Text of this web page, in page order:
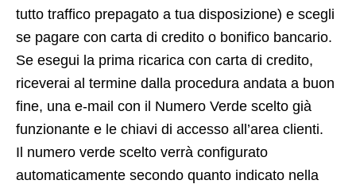
tutto traffico prepagato a tua disposizione) e scegli
se pagare con carta di credito o bonifico bancario.
Se esegui la prima ricarica con carta di credito,
riceverai al termine dalla procedura andata a buon
fine, una e-mail con il Numero Verde scelto già
funzionante e le chiavi di accesso all’area clienti.
Il numero verde scelto verrà configurato
automaticamente secondo quanto indicato nella